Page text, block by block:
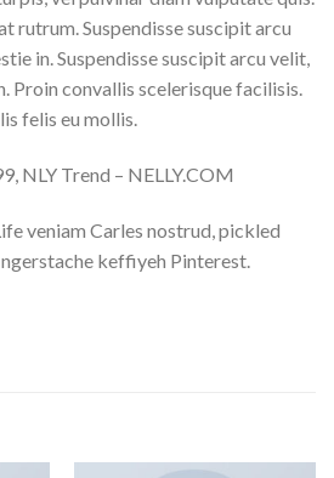
rutrum. Suspendisse suscipit arcu
in. Suspendisse suscipit arcu velit,
Proin convallis scelerisque facilisis.
felis eu mollis.
NLY Trend – NELLY.COM
veniam Carles nostrud, pickled
keffiyeh Pinterest.